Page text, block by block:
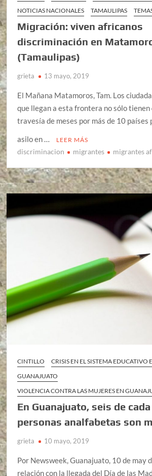
NOTICIAS NACIONALES
TAMAULIPAS
Migración: viven africanos
discriminación en
(Tamaulipas)
grieta 13 mayo, 2019
El Mañana Matamoros, Tam. Los
que llegan a esta frontera no sólo
travesía de meses por más de 10
asilo en …
LEER MÁS
discriminacion migrantes migrantes
CINTILLO
CRISIS EN EL SISTEMA EDUCATIVO
GUANAJUATO
VIOLENCIA CONTRA LAS MUJERES EN
En Guanajuato, seis de
personas analfabetas son
grieta 10 mayo, 2019
Por Newsweek, Guanajuato, 10 de may
relación con la llegada del Día de las